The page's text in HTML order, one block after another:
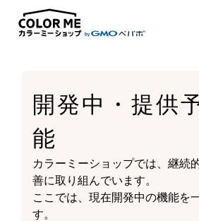
開発中・提供
能
カラーミーショップでは、継続
善に取り組んでいます。
ここでは、現在開発中の機能を
す。